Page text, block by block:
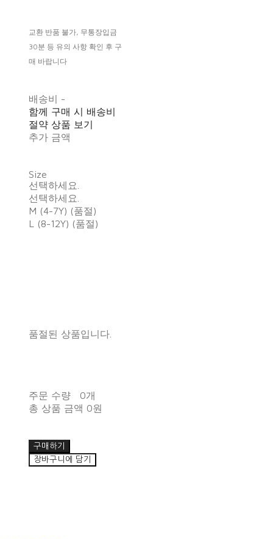
교환 반품 불가, 무통장입금
30분 등 유의 사항 확인 후 구
매 바랍니다
배송비 -
함께 구매 시 배송비
절약 상품 보기
추가 금액
Size
선택하세요.
선택하세요.
M (4-7Y) (품절)
L (8-12Y) (품절)
품절된 상품입니다.
주문 수량
0개
총 상품 금액 0원
구매하기
장바구니에 담기